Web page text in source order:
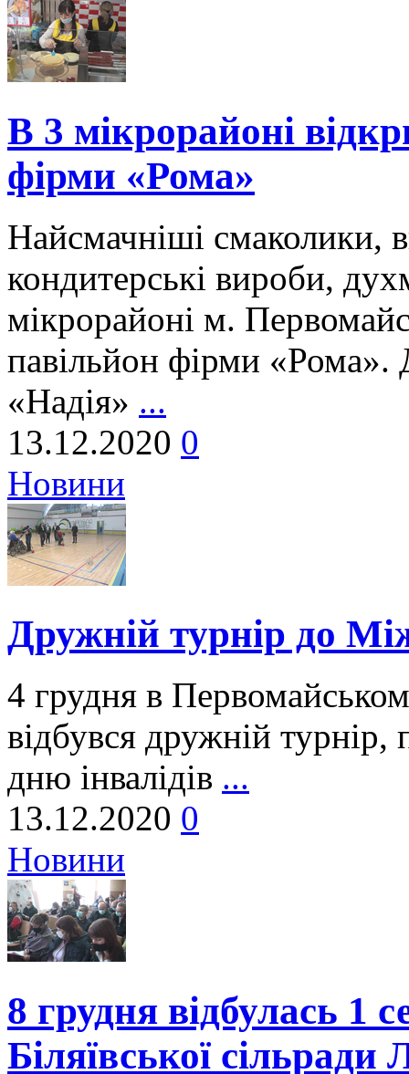
В 3 мікрорайоні
фірми «Рома»
Найсмачніші смаколики,
кондитерські вироби,
мікрорайоні м.
павільйон фірми «Рома».
«Надія» ...
13.12.2020 0
Новини
Дружній турнір до
4 грудня в
відбувся дружній
дню інвалідів ...
13.12.2020 0
Новини
8 грудня відбулась 1
Біляївської сільради